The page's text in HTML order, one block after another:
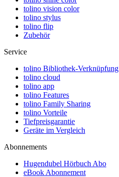
tolino vision color
tolino stylus
tolino flip
Zubehör
Service
tolino Bibliothek-Verknüpfung
tolino cloud
tolino app
tolino Features
tolino Family Sharing
tolino Vorteile
Tiefpreisgarantie
Geräte im Vergleich
Abonnements
Hugendubel Hörbuch Abo
eBook Abonnement